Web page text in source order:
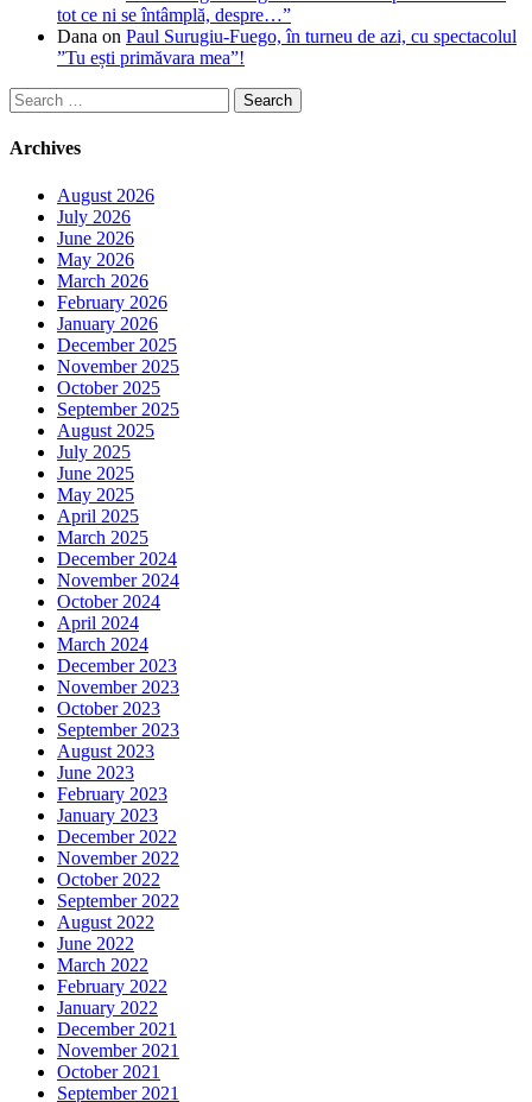
tot ce ni se întâmplă, despre…”
Dana on Paul Surugiu-Fuego, în turneu de azi, cu spectacolul
”Tu ești primăvara mea”!
Search
for:
Archives
August 2026
July 2026
June 2026
May 2026
March 2026
February 2026
January 2026
December 2025
November 2025
October 2025
September 2025
August 2025
July 2025
June 2025
May 2025
April 2025
March 2025
December 2024
November 2024
October 2024
April 2024
March 2024
December 2023
November 2023
October 2023
September 2023
August 2023
June 2023
February 2023
January 2023
December 2022
November 2022
October 2022
September 2022
August 2022
June 2022
March 2022
February 2022
January 2022
December 2021
November 2021
October 2021
September 2021